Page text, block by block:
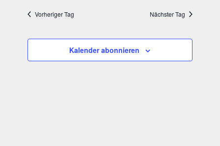
Vorheriger Tag Nächster Tag
Kalender abonnieren